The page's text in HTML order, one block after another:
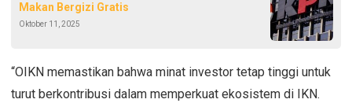
Makan Bergizi Gratis
Oktober 11, 2025
“OIKN memastikan bahwa minat investor tetap tinggi untuk
turut berkontribusi dalam memperkuat ekosistem di IKN.